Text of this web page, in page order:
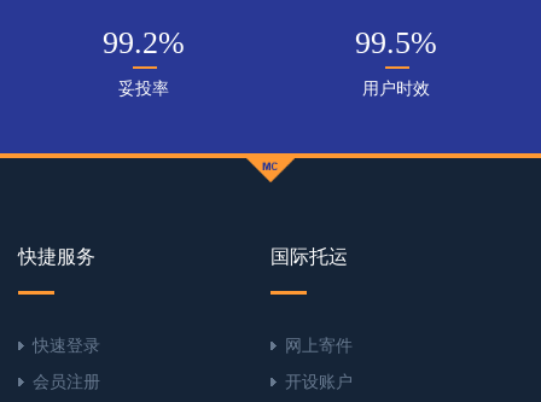
99.2%
妥投率
99.5%
用户时效
快捷服务
快速登录
会员注册
国际托运
网上寄件
开设账户